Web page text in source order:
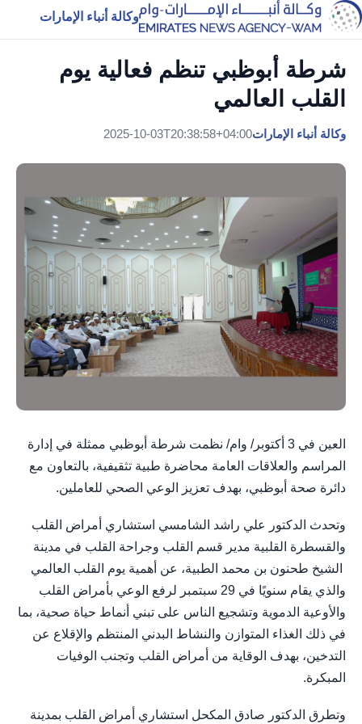
وكالة أنباء الإمارات
شرطة أبوظبي تنظم فعالية يوم
القلب العالمي
وكالة أنباء الإمارات2025-10-03T20:38:58+04:00
العين في 3 أكتوبر/ وام/ نظمت شرطة أبوظبي ممثلة في إدارة
المراسم والعلاقات العامة محاضرة طبية تثقيفية، بالتعاون مع
دائرة صحة أبوظبي، بهدف تعزيز الوعي الصحي للعاملين.
وتحدث الدكتور علي راشد الشامسي استشاري أمراض القلب
والقسطرة القلبية مدير قسم القلب وجراحة القلب في مدينة
الشيخ طحنون بن محمد الطبية، عن أهمية يوم القلب العالمي
والذي يقام سنويًا في 29 سبتمبر لرفع الوعي بأمراض القلب
والأوعية الدموية وتشجيع الناس على تبني أنماط حياة صحية، بما
في ذلك الغذاء المتوازن والنشاط البدني المنتظم والإقلاع عن
التدخين، بهدف الوقاية من أمراض القلب وتجنب الوفيات
المبكرة.
وتطرق الدكتور صادق المكحل استشاري أمراض القلب بمدينة